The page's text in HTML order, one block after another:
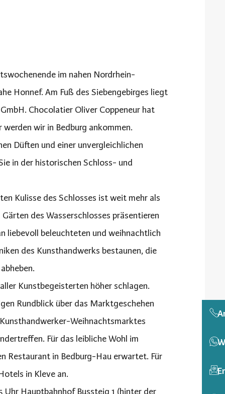
im nahen Nordrhein-
Honnef. Am Fuß des Siebengebirges liegt
Chocolatier Oliver Coppeneur hat
wir in Bedburg ankommen.
Düften und einer unvergleichlichen
in der historischen Schloss- und
Kulisse des Schlosses ist weit mehr als
des Wasserschlosses präsentieren
liebevoll beleuchteten und weihnachtlich
des Kunsthandwerks bestaunen, die
Kunstbegeisterten höher schlagen.
Rundblick über das Marktgeschehen
Weihnachtsmarktes
Für das leibliche Wohl im
Restaurant in Bedburg-Hau erwartet. Für
in Kleve an.
Hauptbahnhof Bussteig 1 (hinter der